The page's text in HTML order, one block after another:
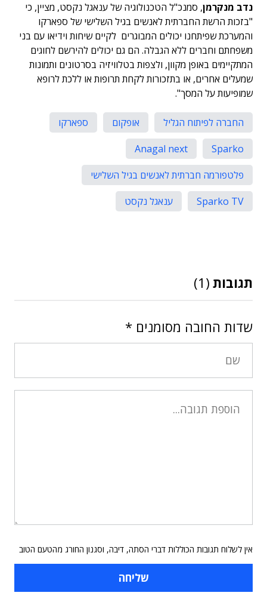
נדב מנקרמן, סמנכ"ל הטכנולוגיה של ענאגל נקסט, מציין, כי
"בזכות הרשת החברתית לאנשים בגיל השלישי של ספארקו
והמערכת שפיתחנו יכולים המבוגרים לקיים שיחות וידיאו עם בני
משפחתם וחברים ללא הגבלה. הם גם יכולים להירשם לחוגים
המתקיימים באופן מקוון, ולצפות בטלוויזיה בסרטונים ותמונות
שמעלים אחרים, או בתזכורות לקחת תרופות או ללכת לרופא
שמופיעות על המסך".
החברה לפיתוח הגליל אופקום
ספארקו
Sparko
Anagal next
פלטפורמה חברתית לאנשים בגיל השלישי
Sparko TV
ענאגל נקסט
תגובות (1)
שדות החובה מסומנים *
אין לשלוח תגובות הכוללות דברי הסתה, דיבה, וסגנון החורג מהטעם הטוב